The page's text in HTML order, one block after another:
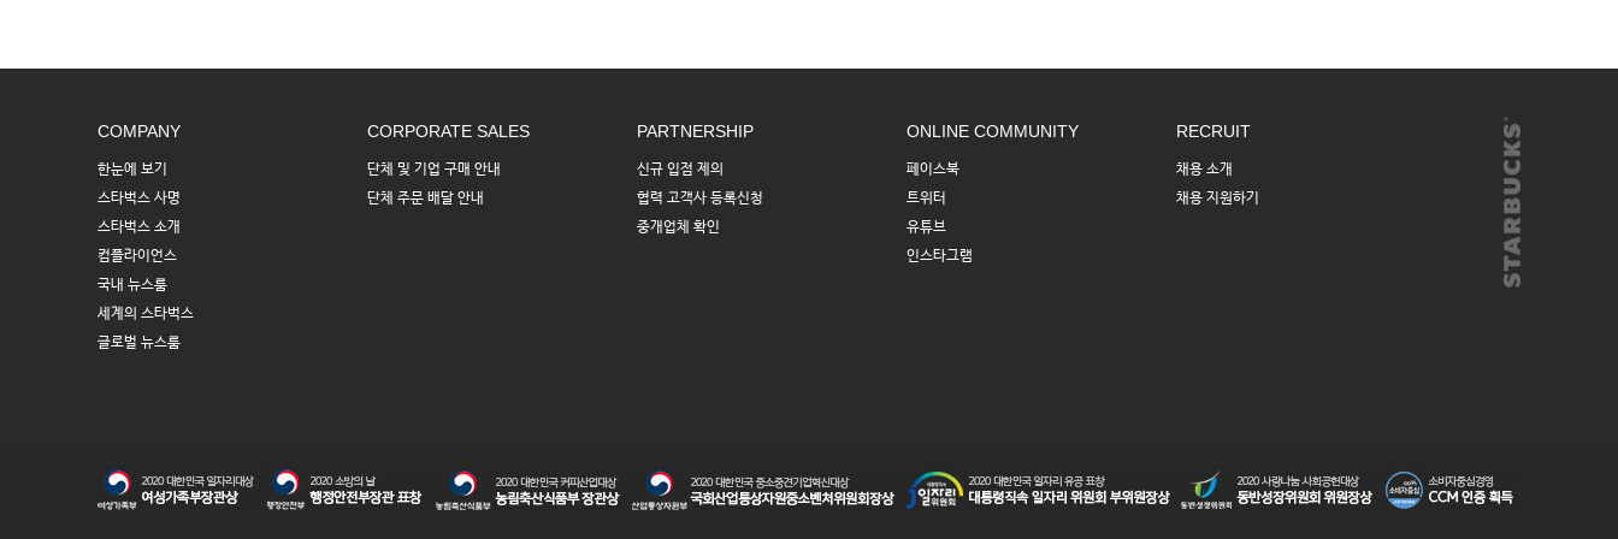
COMPANY
한눈에 보기
스타벅스 사명
스타벅스 소개
컴플라이언스
국내 뉴스룸
세계의 스타벅스
글로벌 뉴스룸
CORPORATE SALES
단체 및 기업 구매 안내
단체 주문 배달 안내
PARTNERSHIP
신규 입점 제의
협력 고객사 등록신청
중개업체 확인
ONLINE COMMUNITY
페이스북
트위터
유튜브
인스타그램
RECRUIT
채용 소개
채용 지원하기